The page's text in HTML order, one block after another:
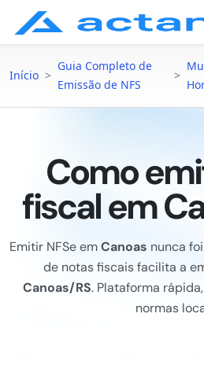
Início >
Guia Completo de
Emissão de NFS
>
Como
fiscal em
Emitir NFSe emCanoas nunca
de notas fiscais facilita a
Canoas/RS. Plataforma
normas